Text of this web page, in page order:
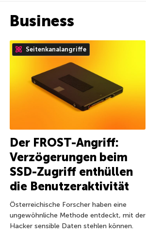
Business
Seitenkanalangriffe
Der FROST-Angriff:
Verzögerungen beim
SSD-Zugriff enthüllen
die Benutzeraktivität
Österreichische Forscher haben eine
ungewöhnliche Methode entdeckt, mit der
Hacker sensible Daten stehlen können.